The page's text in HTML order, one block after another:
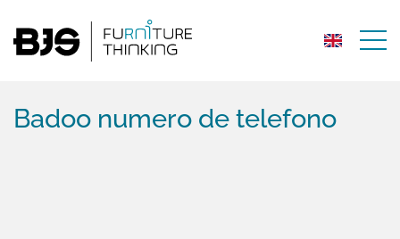
Badoo numero de telefono